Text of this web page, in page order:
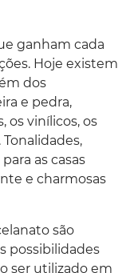
ganham cada
Hoje existem
dos
e pedra,
os vinílicos, os
as casas
e charmosas
são
possibilidades
ser utilizado em